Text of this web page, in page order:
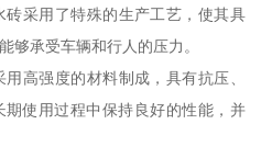
采用了特殊的生产工艺，使其具
够承受车辆和行人的压力。
高强度的材料制成，具有抗压、
使用过程中保持良好的性能，并